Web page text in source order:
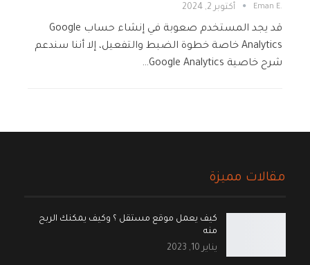
.Eman E أكتوبر 2, 2024
قد يجد المستخدم صعوبة في إنشاء حساب Google
Analytics خاصة خطوة الضبط والتفعيل، إلا أننا سندعم
شرح خاصية Google Analytics…
مقالات مميزة
كيف يعمل موقع مستقل ؟ وكيف يمكنك الربح
منه
يناير 10, 2023